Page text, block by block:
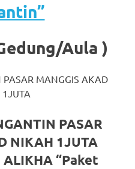
.
Aula )
PASAR MANGGIS AKAD
PASAR
NIKAH 1JUTA
ALIKHA “Paket